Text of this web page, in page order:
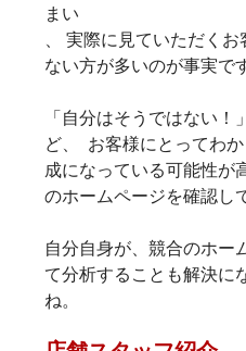
まい
、 実際に見ていただくお
ない方が多いのが事実で
「自分はそうではない
ど、  お客様にとってわ
成になっている可能性が
のホームページを確認し
自分自身が、競合のホー
て分析することも解決に
ね。